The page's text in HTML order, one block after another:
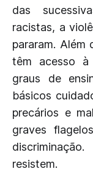
das
racistas, a
pararam. Além
têm acesso à
graus de
básicos
precários e
graves
resistem.